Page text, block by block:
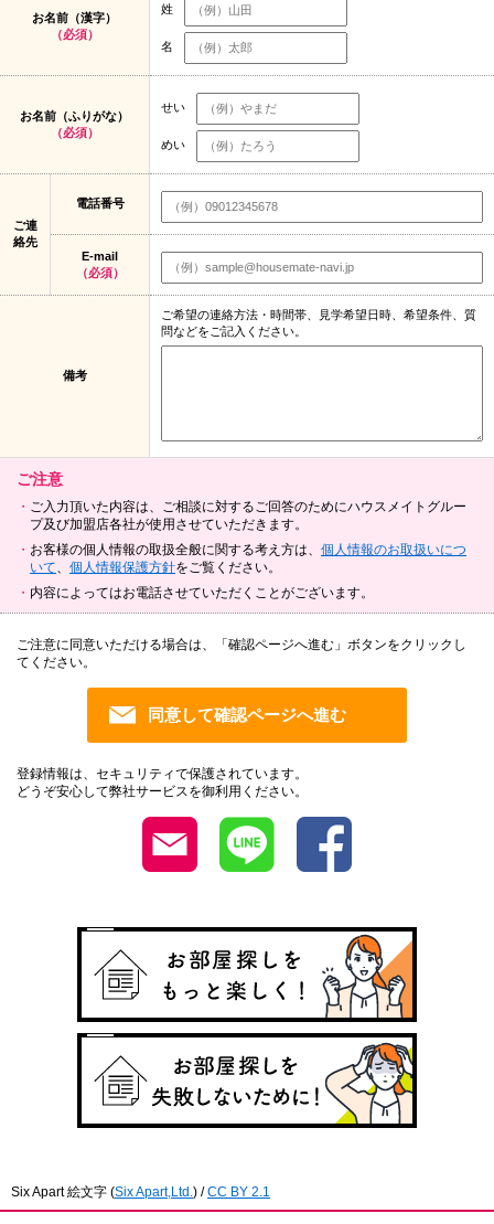
お名前（漢字）
（必須）
姓
名
お名前（ふりがな）
（必須）
せい
めい
ご連
絡先
電話番号
E-mail
（必須）
備考
ご希望の連絡方法・時間帯、見学希望日時、希望条件、質
問などをご記入ください。
ご注意
ご入力頂いた内容は、ご相談に対するご回答のためにハウスメイトグルー
プ及び加盟店各社が使用させていただきます。
お客様の個人情報の取扱全般に関する考え方は、 個人情報のお取扱いにつ
いて
個人情報保護方針をご覧ください。
内容によってはお電話させていただくことがございます。
ご注意に同意いただける場合は、「確認ページへ進む」ボタンをクリックし
てください。
登録情報は、セキュリティで保護されています。
どうぞ安心して弊社サービスを御利用ください。
Six Apart 絵文字 (Six Apart,Ltd. ) /CC BY 2.1